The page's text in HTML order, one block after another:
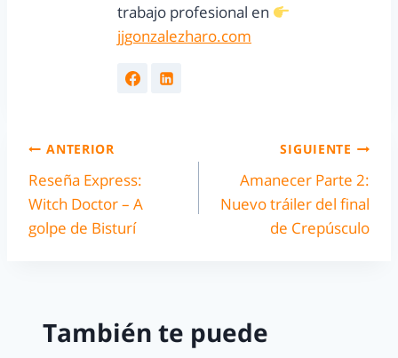
trabajo profesional en
jjgonzalezharo.com
ANTERIOR
Reseña Express:
Witch Doctor – A
golpe de Bisturí
SIGUIENTE
Amanecer Parte 2:
Nuevo tráiler del final
de Crepúsculo
También te puede